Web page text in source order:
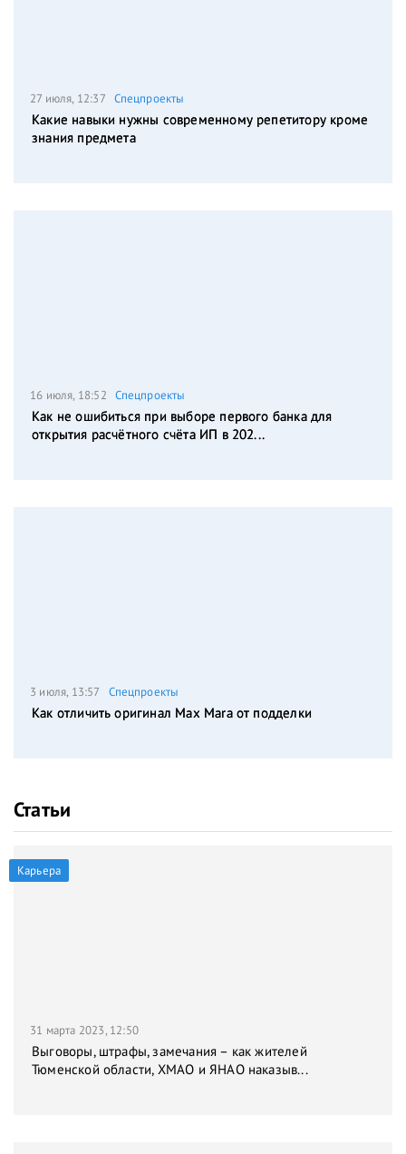
27 июля, 12:37 Спецпроекты
Какие навыки нужны современному репетитору кроме
знания предмета
16 июля, 18:52 Спецпроекты
Как не ошибиться при выборе первого банка для
открытия расчётного счёта ИП в 202...
3 июля, 13:57 Спецпроекты
Как отличить оригинал Max Mara от подделки
Статьи
Карьера
31 марта 2023, 12:50
Выговоры, штрафы, замечания – как жителей
Тюменской области, ХМАО и ЯНАО наказыв...